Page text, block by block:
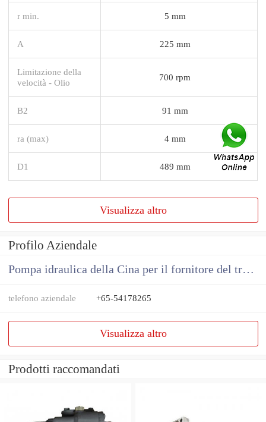
r min. 5 mm
A 225 mm
Limitazione della
velocità - Olio
700 rpm
B2 91 mm
ra (max) 4 mm
D1 489 mm
Visualizza altro
Profilo Aziendale
Pompa idraulica della Cina per il fornitore del trattore
telefono aziendale +65-54178265
Visualizza altro
Prodotti raccomandati